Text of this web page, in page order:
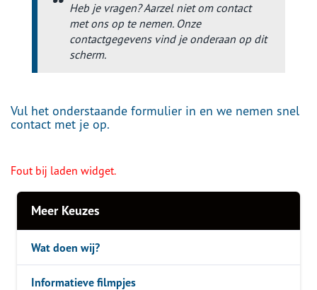
Heb je vragen? Aarzel niet om contact
met ons op te nemen. Onze
contactgegevens vind je onderaan op dit
scherm.
Vul het onderstaande formulier in en we nemen snel
contact met je op.
Fout bij laden widget.
Meer Keuzes
Wat doen wij?
Informatieve filmpjes